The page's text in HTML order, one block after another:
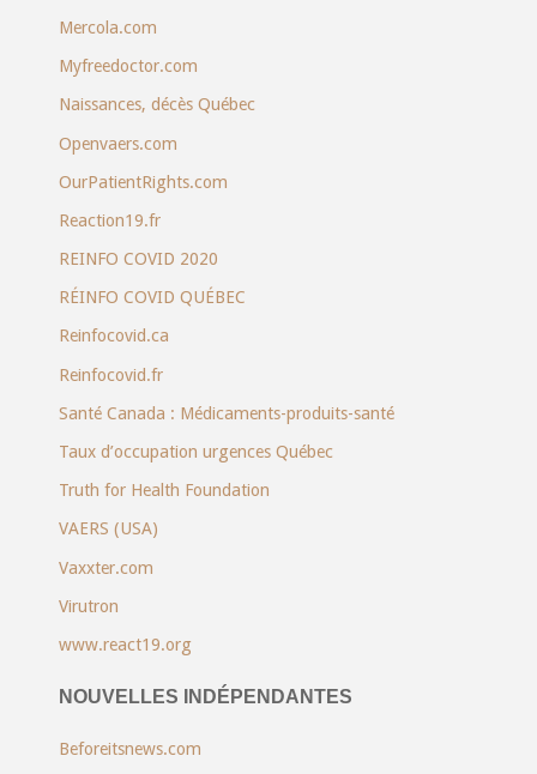
Mercola.com
Myfreedoctor.com
Naissances, décès Québec
Openvaers.com
OurPatientRights.com
Reaction19.fr
REINFO COVID 2020
RÉINFO COVID QUÉBEC
Reinfocovid.ca
Reinfocovid.fr
Santé Canada : Médicaments-produits-santé
Taux d’occupation urgences Québec
Truth for Health Foundation
VAERS (USA)
Vaxxter.com
Virutron
www.react19.org
NOUVELLES INDÉPENDANTES
Beforeitsnews.com